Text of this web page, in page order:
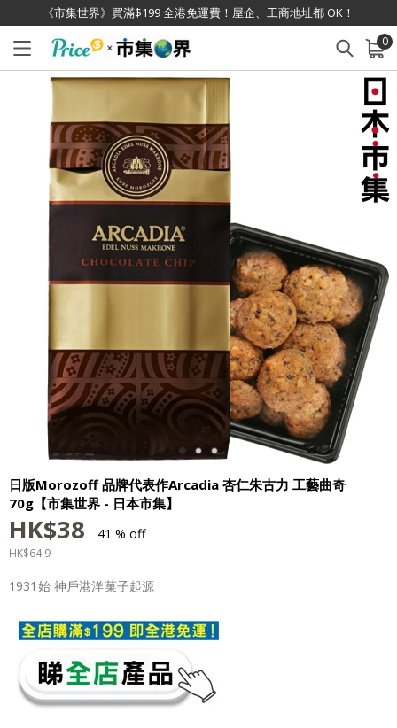
《市集世界》買滿$199 全港免運費！屋企、工商地址都 OK！
0
已加入購物車 查看
日版Morozoff 品牌代表作Arcadia 杏仁朱古力 工藝曲奇
70g【市集世界 - 日本市集】
HK$38 41 % off
HK$64.9
1931始 神戶港洋菓子起源